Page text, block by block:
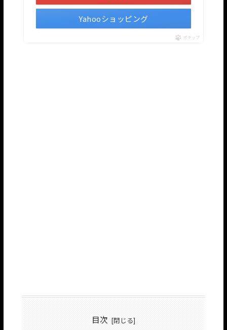
Yahooショッピング
ポチップ
目次